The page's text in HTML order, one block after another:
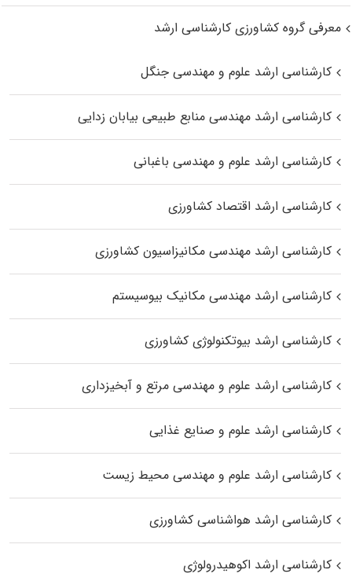
معرفی گروه کشاورزی کارشناسی ارشد
کارشناسی ارشد علوم و مهندسی جنگل
کارشناسی ارشد مهندسی منابع طبیعی بیابان زدایی
کارشناسی ارشد علوم و مهندسی باغبانی
کارشناسی ارشد اقتصاد کشاورزی
کارشناسی ارشد مهندسی مکانیزاسیون کشاورزی
کارشناسی ارشد مهندسی مکانیک بیوسیستم
کارشناسی ارشد بیوتکنولوژی کشاورزی
کارشناسی ارشد علوم و مهندسی مرتع و آبخیزداری
کارشناسی ارشد علوم و صنایع غذایی
کارشناسی ارشد علوم و مهندسی محیط زیست
کارشناسی ارشد هواشناسی کشاورزی
کارشناسی ارشد اکوهیدرولوژی